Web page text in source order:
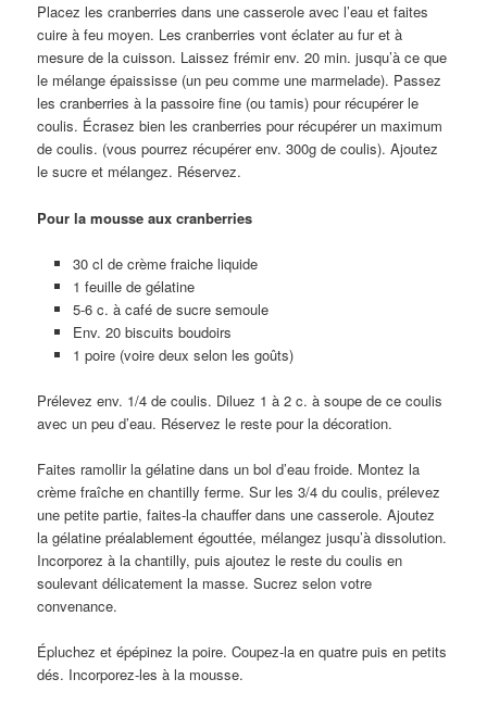
Placez les cranberries dans une casserole avec l’eau et faites
cuire à feu moyen. Les cranberries vont éclater au fur et à
mesure de la cuisson. Laissez frémir env. 20 min. jusqu’à ce que
le mélange épaississe (un peu comme une marmelade). Passez
les cranberries à la passoire fine (ou tamis) pour récupérer le
coulis. Écrasez bien les cranberries pour récupérer un maximum
de coulis. (vous pourrez récupérer env. 300g de coulis). Ajoutez
le sucre et mélangez. Réservez.
Pour la mousse aux cranberries
30 cl de crème fraiche liquide
1 feuille de gélatine
5-6 c. à café de sucre semoule
Env. 20 biscuits boudoirs
1 poire (voire deux selon les goûts)
Prélevez env. 1/4 de coulis. Diluez 1 à 2 c. à soupe de ce coulis
avec un peu d’eau. Réservez le reste pour la décoration.
Faites ramollir la gélatine dans un bol d’eau froide. Montez la
crème fraîche en chantilly ferme. Sur les 3/4 du coulis, prélevez
une petite partie, faites-la chauffer dans une casserole. Ajoutez
la gélatine préalablement égouttée, mélangez jusqu’à dissolution.
Incorporez à la chantilly, puis ajoutez le reste du coulis en
soulevant délicatement la masse. Sucrez selon votre
convenance.
Épluchez et épépinez la poire. Coupez-la en quatre puis en petits
dés. Incorporez-les à la mousse.